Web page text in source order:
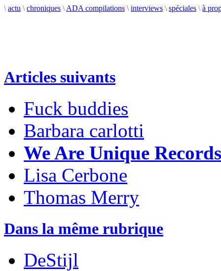
\ actu \ chroniques \ ADA compilations \ interviews \ spéciales \ à
Articles suivants
Fuck buddies
Barbara carlotti
We Are Unique Records
Lisa Cerbone
Thomas Merry
Dans la même rubrique
DeStijl